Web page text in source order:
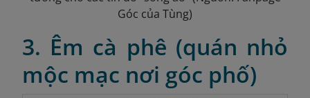
Góc của Tùng)
3. Êm cà phê (quán nhỏ
mộc mạc nơi góc phố)